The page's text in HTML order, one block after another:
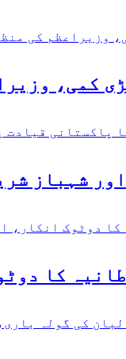
کمی،
شہباز
کا